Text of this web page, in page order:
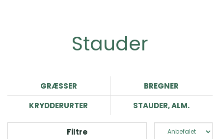
Stauder
GRÆSSER
BREGNER
KRYDDERURTER
STAUDER, ALM.
Filtre